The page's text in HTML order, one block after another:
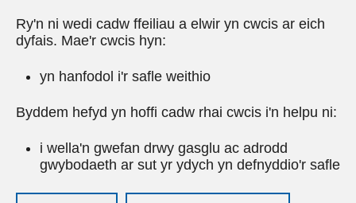
Ry'n ni wedi cadw ffeiliau a elwir yn cwcis ar eich
dyfais. Mae'r cwcis hyn:
yn hanfodol i'r safle weithio
Byddem hefyd yn hoffi cadw rhai cwcis i'n helpu ni:
i wella'n gwefan drwy gasglu ac adrodd
gwybodaeth ar sut yr ydych yn defnyddio'r safle